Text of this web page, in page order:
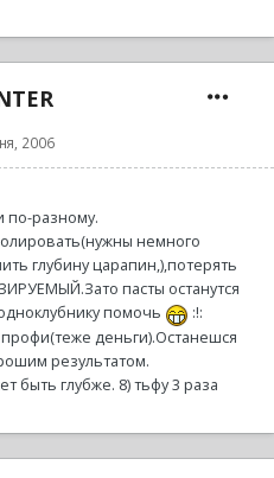
2006
по-разному.
немного
глубину царапин,),потерять
пасты останутся
помочь
:!:
деньги).Останешся
результатом.
быть глубже. 8) тьфу 3 раза